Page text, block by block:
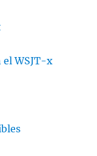
el WSJT-x